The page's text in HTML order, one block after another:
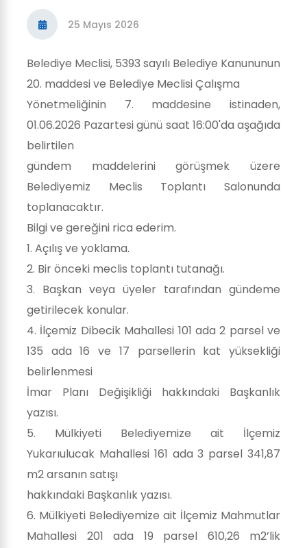
25 Mayıs 2026
Belediye Meclisi, 5393 sayılı Belediye Kanununun
20. maddesi ve Belediye Meclisi Çalışma
Yönetmeliğinin 7. maddesine istinaden,
01.06.2026 Pazartesi günü saat 16:00'da aşağıda
belirtilen
gündem maddelerini görüşmek üzere
Belediyemiz Meclis Toplantı Salonunda
toplanacaktır.
Bilgi ve gereğini rica ederim.
1. Açılış ve yoklama.
2. Bir önceki meclis toplantı tutanağı.
3. Başkan veya üyeler tarafından gündeme
getirilecek konular.
4. İlçemiz Dibecik Mahallesi 101 ada 2 parsel ve
135 ada 16 ve 17 parsellerin kat yüksekliği
belirlenmesi
İmar Planı Değişikliği hakkındaki Başkanlık
yazısı.
5. Mülkiyeti Belediyemize ait İlçemiz
Yukarıulucak Mahallesi 161 ada 3 parsel 341,87
m2 arsanın satışı
hakkındaki Başkanlık yazısı.
6. Mülkiyeti Belediyemize ait İlçemiz Mahmutlar
Mahallesi 201 ada 19 parsel 610,26 m2’lik